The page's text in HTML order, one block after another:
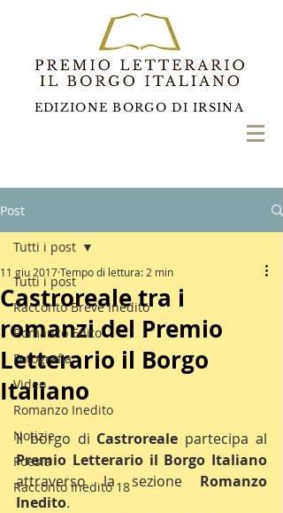
EDIZIONE BORGO DI IRSINA
Post
Tutti i post
Racconto Breve Inedito
Romanzo Edito
Fotografia
Video
Romanzo Inedito
Notizie
Poesia
Racconto Inedito 18
Tutti i post
Castroreale tra i
romanzi del Premio
Letterario il Borgo
Italiano
11 giu 2017Tempo di lettura: 2 min
Il borgo di Castroreale
Premio Letterario il Borgo Italiano
attraverso la sezione Romanzo
Inedito.